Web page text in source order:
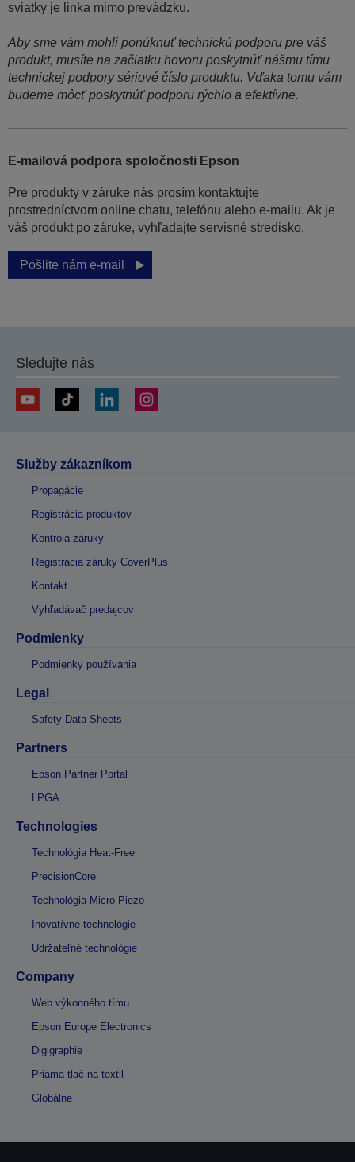
sviatky je linka mimo prevádzku.
Aby sme vám mohli ponúknuť technickú podporu pre váš
produkt, musíte na začiatku hovoru poskytnúť nášmu tímu
technickej podpory sériové číslo produktu. Vďaka tomu vám
budeme môcť poskytnúť podporu rýchlo a efektívne.
E-mailová podpora spoločnosti Epson
Pre produkty v záruke nás prosím kontaktujte
prostredníctvom online chatu, telefónu alebo e-mailu. Ak je
váš produkt po záruke, vyhľadajte servisné stredisko.
Pošlite nám e-mail
Sledujte nás
Služby zákazníkom
Propagácie
Registrácia produktov
Kontrola záruky
Registrácia záruky CoverPlus
Kontakt
Vyhľadávač predajcov
Podmienky
Podmienky používania
Legal
Safety Data Sheets
Partners
Epson Partner Portal
LPGA
Technologies
Technológia Heat-Free
PrecisionCore
Technológia Micro Piezo
Inovatívne technológie
Udržateľné technológie
Company
Web výkonného tímu
Epson Europe Electronics
Digigraphie
Priama tlač na textil
Globálne